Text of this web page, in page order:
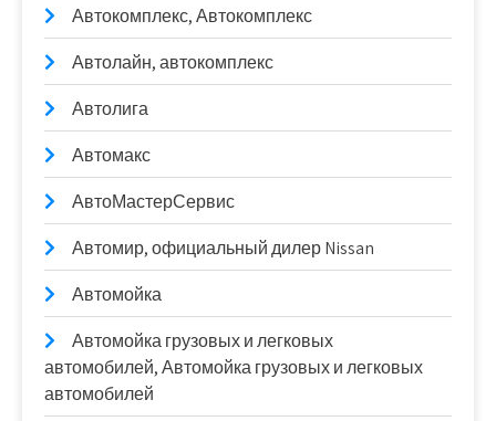
Автокомплекс, Автокомплекс
Автолайн, автокомплекс
Автолига
Автомакс
АвтоМастерСервис
Автомир, официальный дилер Nissan
Автомойка
Автомойка грузовых и легковых
автомобилей, Автомойка грузовых и легковых
автомобилей